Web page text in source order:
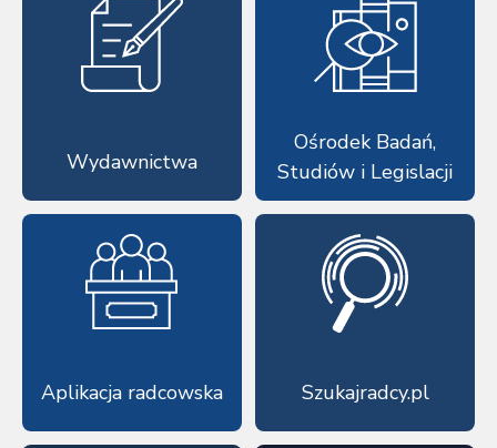
Wydawnictwa
Ośrodek Badań,
Studiów i Legislacji
Aplikacja radcowska Szukajradcy.pl